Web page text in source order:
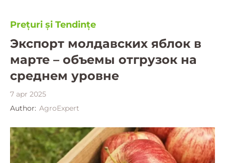
Prețuri și Tendințe
Экспорт молдавских яблок в
марте – объемы отгрузок на
среднем уровне
7 apr 2025
Author: AgroExpert